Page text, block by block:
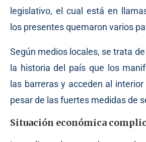
legislativo, el cual está en
los presentes quemaron varios
Según medios locales, se trata
la historia del país que los
las barreras y acceden al
pesar de las fuertes medidas de
Situación económica